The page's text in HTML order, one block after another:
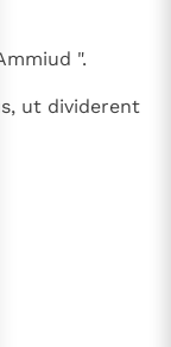
".
ut dividerent